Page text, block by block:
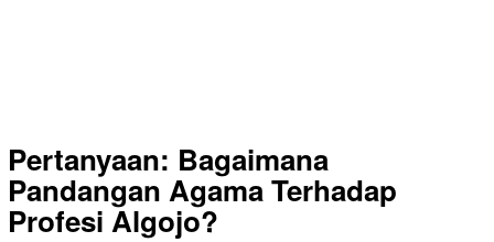
Pertanyaan: Bagaimana
Pandangan Agama Terhadap
Profesi Algojo?